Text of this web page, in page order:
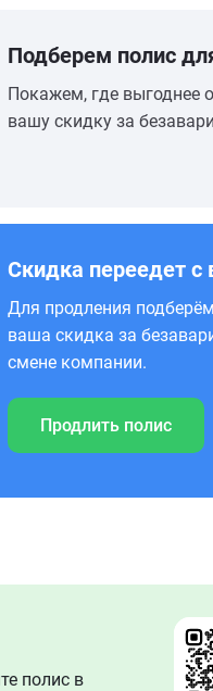
Подберем полис
Покажем, где выгоднее
вашу скидку за
Скидка переедет с
Для продления
ваша скидка за
смене компании.
Продлить полис
полис в